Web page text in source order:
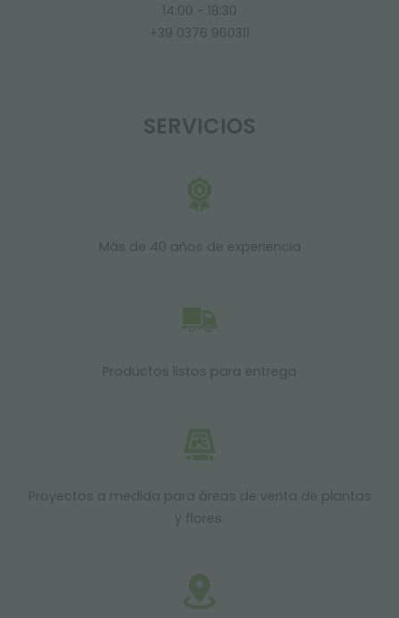
14:00 - 18:30
+39 0376 960311
SERVICIOS
Más de 40 años de experiencia
Productos listos para entrega
Proyectos a medida para áreas de venta de plantas
y flores.